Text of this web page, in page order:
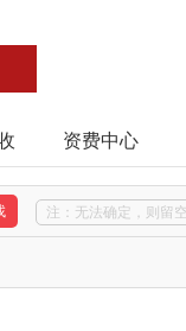
资费中心
注：无法确定，则留空